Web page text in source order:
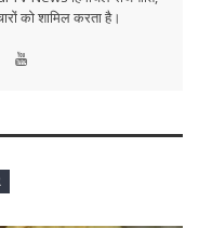
को शामिल करता है।